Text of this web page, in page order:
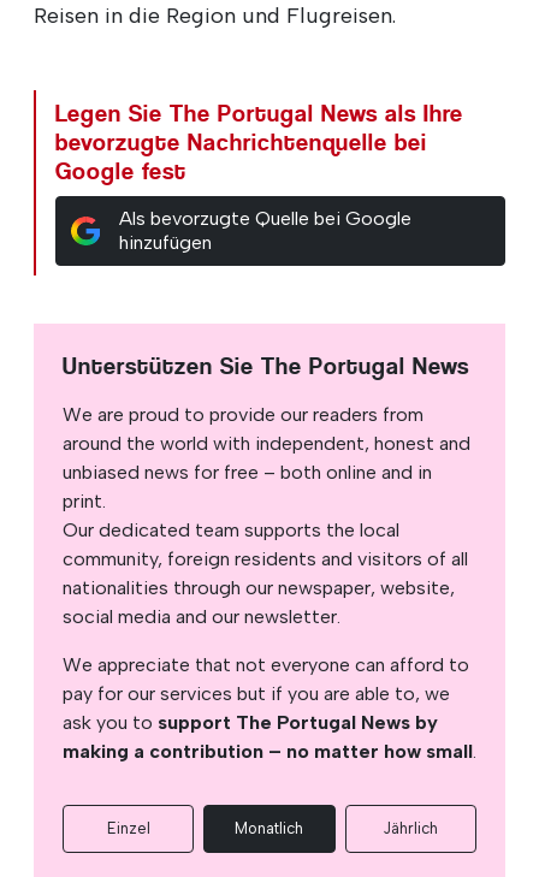
Reisen in die Region und Flugreisen.
Legen Sie The Portugal News als Ihre
bevorzugte Nachrichtenquelle bei
Google fest
Als bevorzugte Quelle bei Google
hinzufügen
Unterstützen Sie The Portugal News
We are proud to provide our readers from
around the world with independent, honest and
unbiased news for free – both online and in
print.
Our dedicated team supports the local
community, foreign residents and visitors of all
nationalities through our newspaper, website,
social media and our newsletter.
We appreciate that not everyone can afford to
pay for our services but if you are able to, we
ask you to support The Portugal News by
making a contribution – no matter how small.
Einzel Monatlich Jährlich